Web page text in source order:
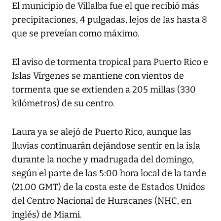
El municipio de Villalba fue el que recibió más
precipitaciones, 4 pulgadas, lejos de las hasta 8
que se preveían como máximo.
El aviso de tormenta tropical para Puerto Rico e
Islas Vírgenes se mantiene con vientos de
tormenta que se extienden a 205 millas (330
kilómetros) de su centro.
Laura ya se alejó de Puerto Rico, aunque las
lluvias continuarán dejándose sentir en la isla
durante la noche y madrugada del domingo,
según el parte de las 5:00 hora local de la tarde
(21.00 GMT) de la costa este de Estados Unidos
del Centro Nacional de Huracanes (NHC, en
inglés) de Miami.